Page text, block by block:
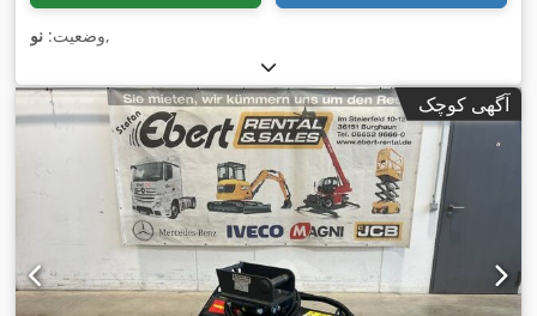
وضعیت: نو ,
آگهی کوچک